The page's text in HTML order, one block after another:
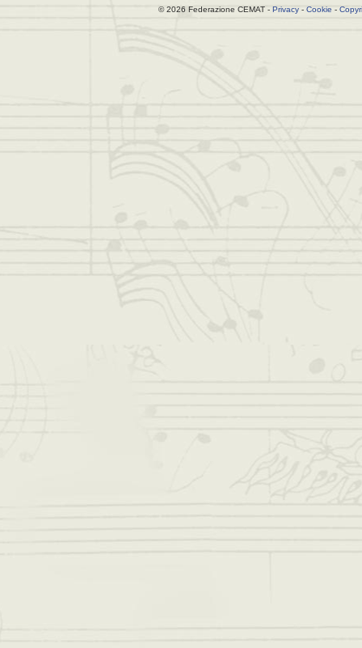
© 2026 Federazione CEMAT - Privacy- Cookie -